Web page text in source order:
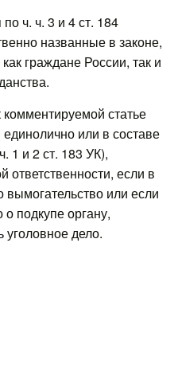
ч. ч. 3 и 4 ст. 184
названные в законе,
граждане России, так и
статье
или в составе
1 и 2 ст. 183 УК),
ответственности, если в
или если
подкупе органу,
дело.